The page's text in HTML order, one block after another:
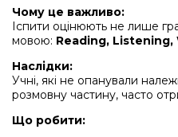
Чому це важливо:
Іспити оцінюють не лише
мовою: Reading,
Наслідки:
Учні, які не опанували
розмовну частину, часто
Що робити: